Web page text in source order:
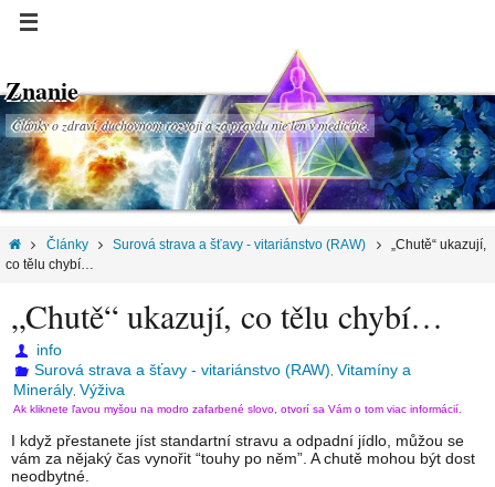
Znanie
Články o zdraví, duchovnom rozvoji a za pravdu nie len v medicíne.
Články Surová strava a šťavy - vitariánstvo (RAW)
„Chutě“ ukazují,
co tělu chybí…
„Chutě“ ukazují, co tělu chybí…
info
Surová strava a šťavy - vitariánstvo (RAW) Vitamíny a
Minerály Výživa
Ak kliknete ľavou myšou na modro zafarbené slovo, otvorí sa Vám o tom viac informácií.
I když přestanete jíst standartní stravu a odpadní jídlo, můžou se
vám za nějaký čas vynořit “touhy po něm”. A chutě mohou být dost
neodbytné.